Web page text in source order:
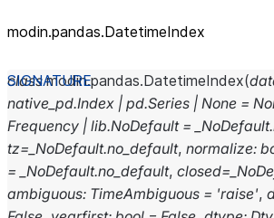
modin.pandas.DatetimeIndex
class modin.pandas.DatetimeIndex(
native_pd.Index | pd.Series | None =
Frequency | lib.NoDefault =
tz= _NoDefault.no_default, normalize:
= _NoDefault.no_default, closed=
ambiguous: TimeAmbiguous = 'raise',